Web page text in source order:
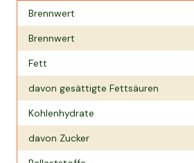
Nährwertangaben pro
Brennwert
Brennwert
Fett
davon gesättigte Fettsäuren
Kohlenhydrate
davon Zucker